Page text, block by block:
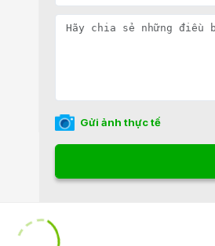
Gửi ảnh thực tế